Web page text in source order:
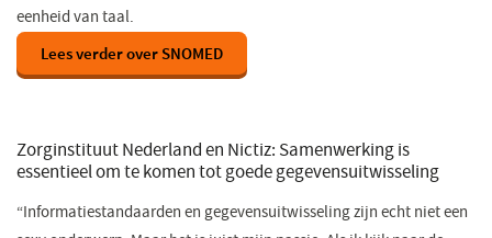
eenheid van taal.
Lees verder over SNOMED
Zorginstituut Nederland en Nictiz: Samenwerking is
essentieel om te komen tot goede gegevensuitwisseling
“Informatiestandaarden en gegevensuitwisseling zijn echt niet een